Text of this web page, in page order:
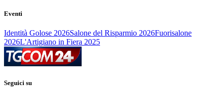
Eventi
Identità Golose 2026Salone del Risparmio 2026Fuorisalone
2026L'Artigiano in Fiera 2025
Seguici su